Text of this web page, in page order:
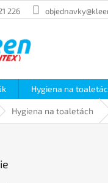
226
Hygiena na
Hygiena na toaletách